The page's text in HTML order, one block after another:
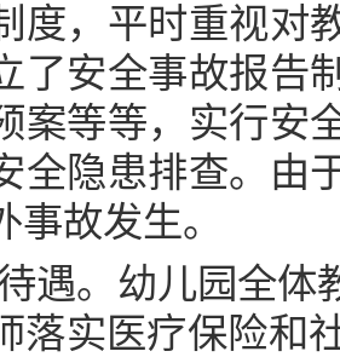
度，平时重视对
了安全事故报告
案等等，实行安
全隐患排查。由
事故发生。
遇。幼儿园全体
落实医疗保险和